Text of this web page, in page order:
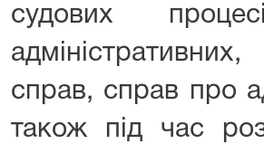
судових
справ, справ про
також під час